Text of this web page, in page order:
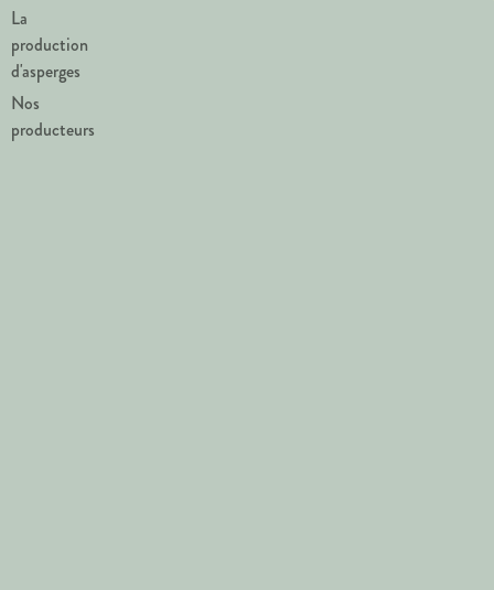
La
production
d'asperges
Nos
producteurs